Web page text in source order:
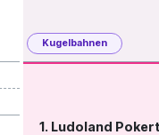
Kugelbahnen
1. Ludoland